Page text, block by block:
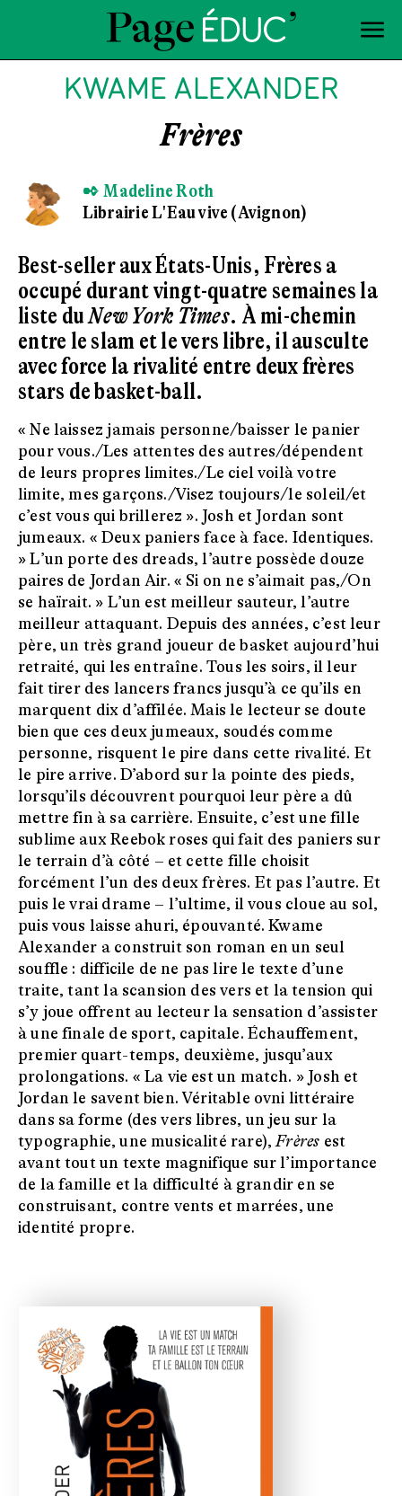
KWAME ALEXANDER
Frères
✒ Madeline Roth
Librairie L'Eau vive (Avignon)
Best-seller aux États-Unis, Frères a
occupé durant vingt-quatre semaines la
liste duNew York Times. À mi-chemin
entre le slam et le vers libre, il ausculte
avec force la rivalité entre deux frères
stars de basket-ball.
« Ne laissez jamais personne/baisser le panier
pour vous./Les attentes des autres/dépendent
de leurs propres limites./Le ciel voilà votre
limite, mes garçons./Visez toujours/le soleil/et
c’est vous qui brillerez ». Josh et Jordan sont
jumeaux. « Deux paniers face à face. Identiques.
» L’un porte des dreads, l’autre possède douze
paires de Jordan Air. « Si on ne s’aimait pas,/On
se haïrait. » L’un est meilleur sauteur, l’autre
meilleur attaquant. Depuis des années, c’est leur
père, un très grand joueur de basket aujourd’hui
retraité, qui les entraîne. Tous les soirs, il leur
fait tirer des lancers francs jusqu’à ce qu’ils en
marquent dix d’affilée. Mais le lecteur se doute
bien que ces deux jumeaux, soudés comme
personne, risquent le pire dans cette rivalité. Et
le pire arrive. D’abord sur la pointe des pieds,
lorsqu’ils découvrent pourquoi leur père a dû
mettre fin à sa carrière. Ensuite, c’est une fille
sublime aux Reebok roses qui fait des paniers sur
le terrain d’à côté – et cette fille choisit
forcément l’un des deux frères. Et pas l’autre. Et
puis le vrai drame – l’ultime, il vous cloue au sol,
puis vous laisse ahuri, épouvanté. Kwame
Alexander a construit son roman en un seul
souffle : difficile de ne pas lire le texte d’une
traite, tant la scansion des vers et la tension qui
s’y joue offrent au lecteur la sensation d’assister
à une finale de sport, capitale. Échauffement,
premier quart-temps, deuxième, jusqu’aux
prolongations. « La vie est un match. » Josh et
Jordan le savent bien. Véritable ovni littéraire
dans sa forme (des vers libres, un jeu sur la
typographie, une musicalité rare),Frères est
avant tout un texte magnifique sur l’importance
de la famille et la difficulté à grandir en se
construisant, contre vents et marrées, une
identité propre.